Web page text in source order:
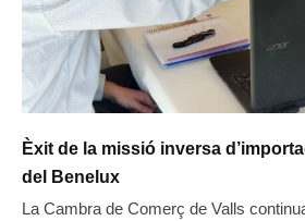
Èxit de la missió inversa
del Benelux
La Cambra de Comerç de Valls